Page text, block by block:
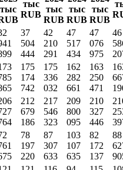
тыс
тыс
RUB
тыс
RUB
тыс
RUB
тыс
RUB
37
504
444
42
210
291
47
517
434
47
076
975
46
175
174
742
175
336
032
162
282
661
163
250
471
212
679
186
217
546
323
209
800
095
210
327
446
78
197
220
87
307
633
103
107
635
82
172
137
88